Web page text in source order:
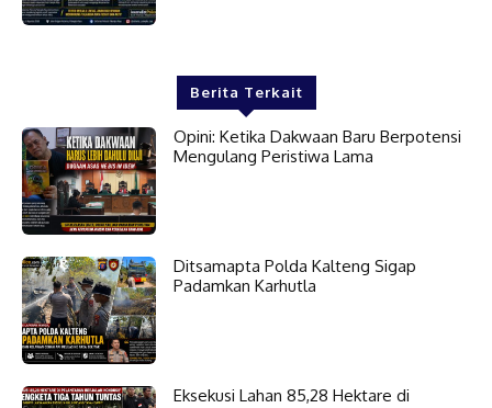
Berita Terkait
Opini: Ketika Dakwaan Baru Berpotensi
Mengulang Peristiwa Lama
Ditsamapta Polda Kalteng Sigap
Padamkan Karhutla
Eksekusi Lahan 85,28 Hektare di